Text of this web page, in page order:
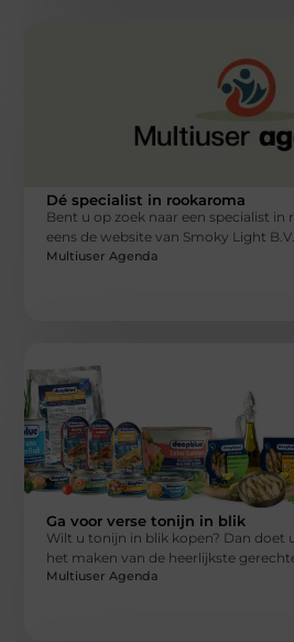
Dé specialist in rookaroma
Bent u op zoek naar een specialist in
eens de website van Smoky Light
Multiuser Agenda
Ga voor verse tonijn in blik
Wilt u tonijn in blik kopen? Dan doet
het maken van de heerlijkste
Multiuser Agenda